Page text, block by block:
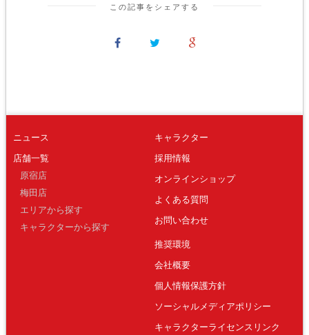
この記事をシェアする
ニュース
店舗一覧
原宿店
梅田店
エリアから探す
キャラクターから探す
キャラクター
採用情報
オンラインショップ
よくある質問
お問い合わせ
推奨環境
会社概要
個人情報保護方針
ソーシャルメディアポリシー
キャラクターライセンスリンク